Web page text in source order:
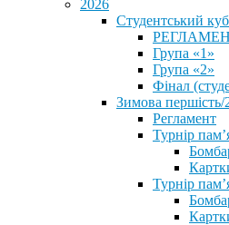
2026
Студентський
Група «1»
Група «2»
Фінал
⁨Зимова першість/
Регламент
Турнір
Турнір